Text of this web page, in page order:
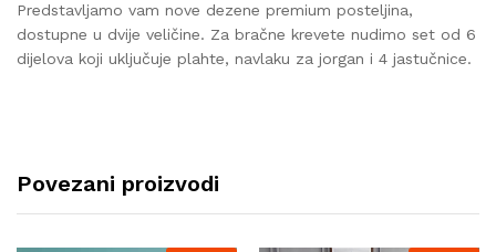
Predstavljamo vam nove dezene premium posteljina,
dostupne u dvije veličine. Za bračne krevete nudimo set od 6
dijelova koji uključuje plahte, navlaku za jorgan i 4 jastučnice.
Povezani proizvodi